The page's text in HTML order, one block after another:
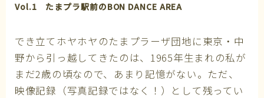
Vol.1 たまプラ駅前のBON DANCE AREA
でき立てホヤホヤのたまプラーザ団地に東京・中
野から引っ越してきたのは、1965年生まれの私が
まだ2歳の頃なので、あまり記憶がない。ただ、
映像記録（写真記録ではなく！）として残ってい